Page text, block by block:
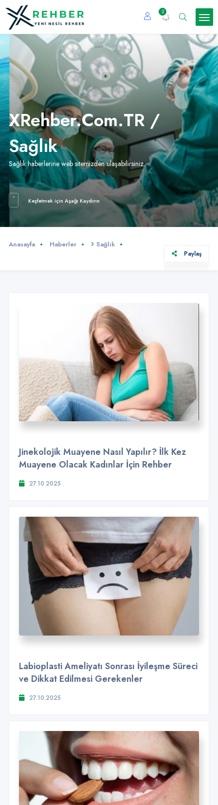
2
XRehber.Com.TR /
Sağlık
Sağlık haberlerine web sitemizden ulaşabilirsiniz..
Keşfetmek için Aşağı Kaydırın
Anasayfa Haberler Sağlık
Paylaş
Jinekolojik Muayene Nasıl Yapılır? İlk Kez
Muayene Olacak Kadınlar İçin Rehber
27.10.2025
Labioplasti Ameliyatı Sonrası İyileşme Süreci
ve Dikkat Edilmesi Gerekenler
27.10.2025